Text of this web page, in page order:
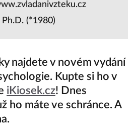
(*1980)
najdete v novém vydání
Kupte si ho v
iKiosek.cz! Dnes
ho máte ve schránce. A